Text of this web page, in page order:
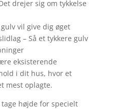
drejer sig om tykkelse
vil give dig øget
– Så et tykkere gulv
eksisterende
i dit hus, hvor et
mest oplagte.
højde for specielt